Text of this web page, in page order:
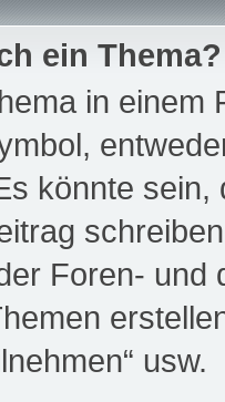
ein Thema?
in
könnte
Foren-
usw.